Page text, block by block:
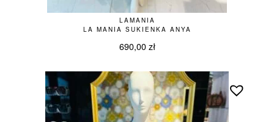
LAMANIA
LA MANIA SUKIENKA ANYA
690,00 zł